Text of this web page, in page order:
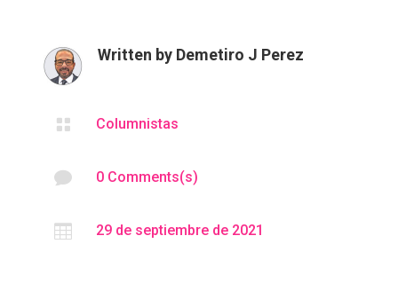
Written by Demetiro J Perez
 Columnistas
 0 Comments(s)
 29 de septiembre de 2021